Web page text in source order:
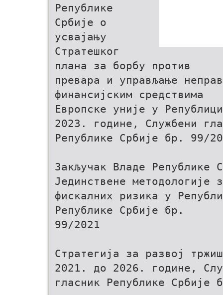
Републике
Србије о
усвајању
Стратешког
плана за борбу против
превара и управљање
финансијским средствима
Европске уније у
2023. године, Службени
Републике Србије бр. 99/
Закључак Владе Републике
Јединствене методологије
фискалних ризика у
Републике Србије бр.
99/2021
Стратегија за развој
2021. до 2026. године,
гласник Републике Србије